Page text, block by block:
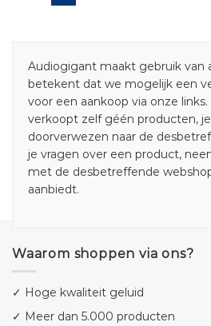
Audiogigant maakt gebruik van
betekent dat we mogelijk een
voor een aankoop via onze
verkoopt zelf géén producten,
doorverwezen naar de
je vragen over een product,
met de desbetreffende
aanbiedt.
Waarom shoppen via ons?
✓ Hoge kwaliteit geluid
✓ Meer dan 5.000 producten